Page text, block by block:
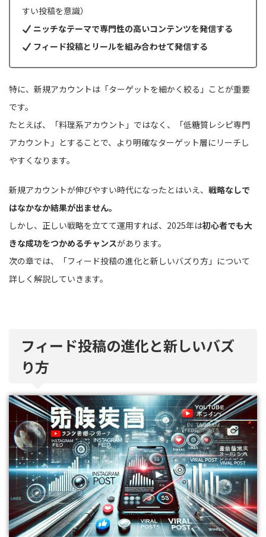
すい投稿を意識）
ニッチなテーマで専門性の高いコンテンツを発信する
フィード投稿とリールを組み合わせて発信する
特に、新規アカウントは「ターゲットを細かく絞る」ことが重要
です。
たとえば、「料理系アカウント」ではなく、「低糖質レシピ専門
アカウント」とすることで、より明確なターゲット層にリーチし
やすくなります。
新規アカウントが伸びやすい時代になったとはいえ、 戦略なしで
はなかなか結果が出ません。
しかし、正しい戦略を立てて運用すれば、2025年は初心者でも大
きな成功をつかめるチャンスがあります。
次の章では、「フィード投稿の進化と新しいバズり方」について
詳しく解説していきます。
フィード投稿の進化と新しいバズ
り方